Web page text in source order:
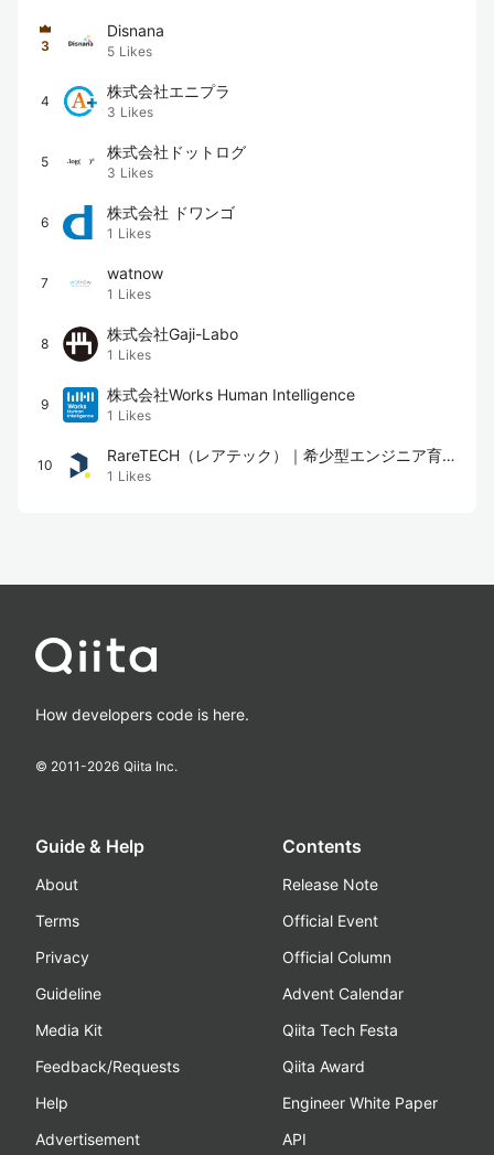
3
Disnana
5 Likes
4
株式会社エニプラ
3 Likes
5
株式会社ドットログ
3 Likes
6
株式会社 ドワンゴ
1 Likes
7
watnow
1 Likes
8
株式会社Gaji-Labo
1 Likes
9
株式会社Works Human Intelligence
1 Likes
10
RareTECH（レアテック）｜希少型エンジニア育成
スクール
1 Likes
How developers code is here.
© 2011-2026 Qiita Inc.
Guide & Help
About
Terms
Privacy
Guideline
Media Kit
Feedback/Requests
Help
Advertisement
Contents
Release Note
Official Event
Official Column
Advent Calendar
Qiita Tech Festa
Qiita Award
Engineer White Paper
API